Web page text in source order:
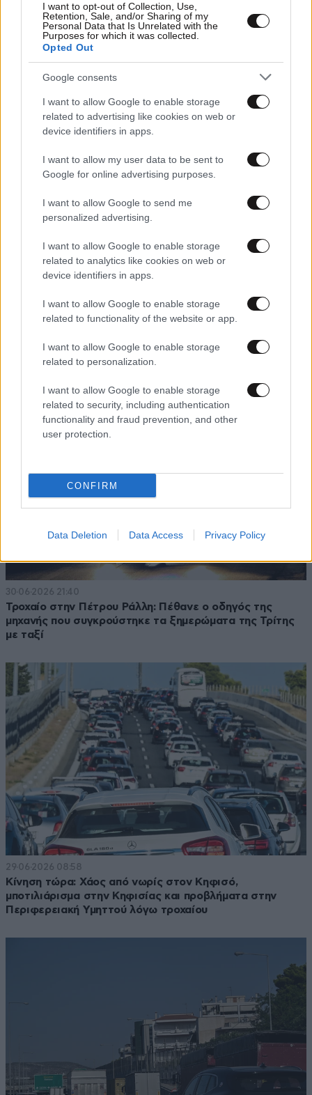
I want to opt-out of Collection, Use,
Retention, Sale, and/or Sharing of my
Personal Data that Is Unrelated with the
Purposes for which it was collected.
Opted Out
Google consents
I want to allow Google to enable storage
related to advertising like cookies on web or
device identifiers in apps.
I want to allow my user data to be sent to
Google for online advertising purposes.
I want to allow Google to send me
personalized advertising.
I want to allow Google to enable storage
related to analytics like cookies on web or
device identifiers in apps.
I want to allow Google to enable storage
related to functionality of the website or app.
I want to allow Google to enable storage
related to personalization.
I want to allow Google to enable storage
related to security, including authentication
functionality and fraud prevention, and other
user protection.
CONFIRM
Data Deletion Data Access Privacy Policy
03·07·2026 09:43
ο Κηφισός και το κέντρο της Αθήνας
01·07·2026 09:39
στην Αττική Οδό και προβλήματα σε Συγγρού και
Μεσογείων
30·06·2026 21:40
Τροχαίο στην Πέτρου Ράλλη: Πέθανε ο οδηγός της
μηχανής που συγκρούστηκε τα ξημερώματα της Τρίτης
με ταξί
29·06·2026 08:58
Κίνηση τώρα: Χάος από νωρίς στον Κηφισό,
μποτιλιάρισμα στην Κηφισίας και προβλήματα στην
Περιφερειακή Υμηττού λόγω τροχαίου